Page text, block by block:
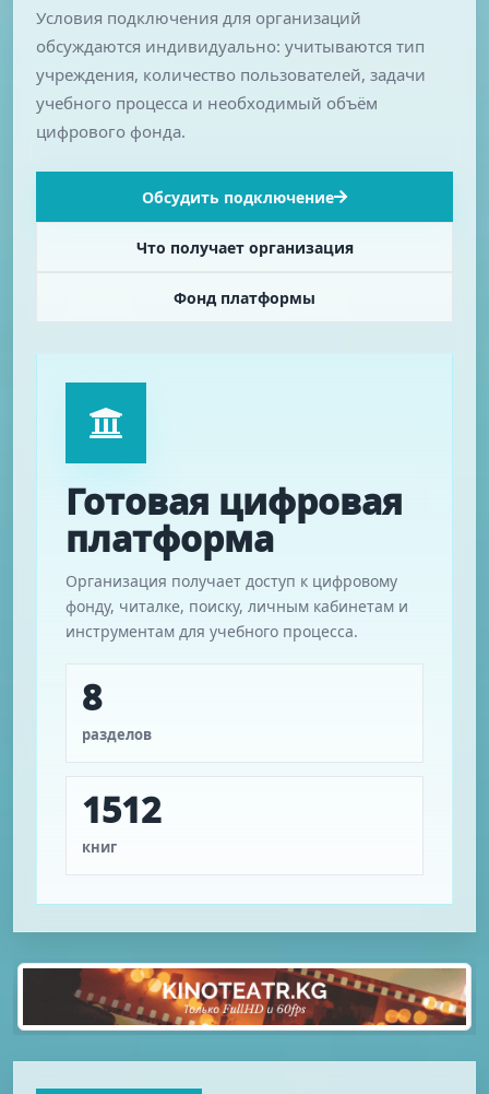
Условия подключения для организаций
обсуждаются индивидуально: учитываются тип
учреждения, количество пользователей, задачи
учебного процесса и необходимый объём
цифрового фонда.
Обсудить подключение
Что получает организация
Фонд платформы
Готовая цифровая
платформа
Организация получает доступ к цифровому
фонду, читалке, поиску, личным кабинетам и
инструментам для учебного процесса.
8
разделов
1512
книг